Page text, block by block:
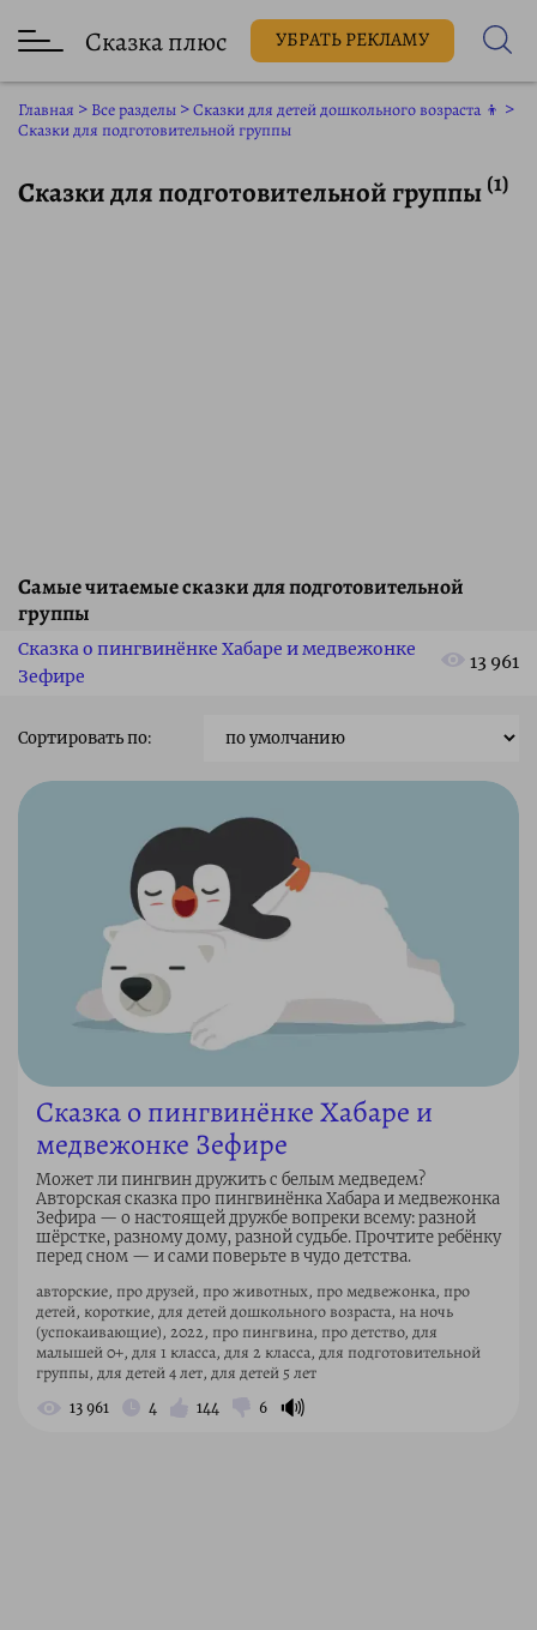
Сказка плюс УБРАТЬ РЕКЛАМУ
Главная > Все разделы >Сказки для детей дошкольного возраста 👦 >
Сказки для подготовительной группы
Сказки для подготовительной группы(1)
Самые читаемые сказки для подготовительной
группы
Сказка о пингвинёнке Хабаре и медвежонке
Зефире
13 961
Сортировать по:
Сказка о пингвинёнке Хабаре и
медвежонке Зефире
Может ли пингвин дружить с белым медведем?
Авторская сказка про пингвинёнка Хабара и медвежонка
Зефира — о настоящей дружбе вопреки всему: разной
шёрстке, разному дому, разной судьбе. Прочтите ребёнку
перед сном — и сами поверьте в чудо детства.
авторские, про друзей, про животных, про медвежонка, про
детей, короткие, для детей дошкольного возраста, на ночь
(успокаивающие), 2022, про пингвина, про детство, для
малышей 0+, для 1 класса, для 2 класса, для подготовительной
группы, для детей 4 лет, для детей 5 лет
13 961 4 144 6 🔊